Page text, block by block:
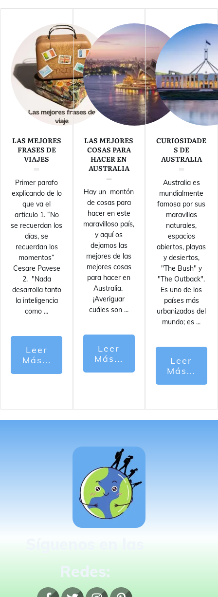
LAS MEJORES
FRASES DE
VIAJES
Primer parafo
explicando de lo
que va el
articulo 1. “No
se recuerdan los
días, se
recuerdan los
momentos”
Cesare Pavese
2. "Nada
desarrolla tanto
la inteligencia
como ...
Leer
Más...
LAS MEJORES
COSAS PARA
HACER EN
AUSTRALIA
Hay un montón
de cosas para
hacer en este
maravilloso país,
y aquí os
dejamos las
mejores de las
mejores cosas
para hacer en
Australia.
¡Averiguar
cuáles son ...
Leer
Más...
CURIOSIDADE
S DE
AUSTRALIA
Australia es
mundialmente
famosa por sus
maravillas
naturales,
espacios
abiertos, playas
y desiertos,
"The Bush" y
"The Outback".
Es uno de los
países más
urbanizados del
mundo; es ...
Leer
Más...
Redes: